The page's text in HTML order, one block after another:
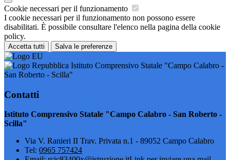
Cookie necessari per il funzionamento
I cookie necessari per il funzionamento non possono essere
disabilitati. È possibile consultare l'elenco nella pagina della cookie
policy.
Accetta tutti Salva le preferenze
Istituto Comprensivo Statale "Campo Calabro -
San Roberto - Scilla"
Contatti
Istituto Comprensivo Statale "Campo Calabro - San Roberto -
Scilla"
Via V. Ranieri II Trav. Privata n.1 - 89052 Campo Calabro
Tel: 0965 757424